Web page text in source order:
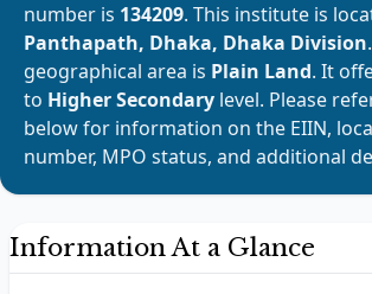
number is 134209. This institute is
Panthapath, Dhaka, Dhaka Division
geographical area is Plain Land. It
to Higher Secondary level. Please
below for information on the EIIN,
number, MPO status, and additional
Information At a Glance